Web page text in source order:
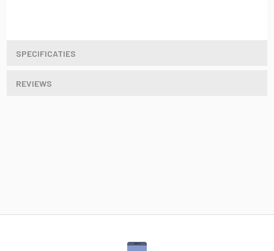
SPECIFICATIES
REVIEWS